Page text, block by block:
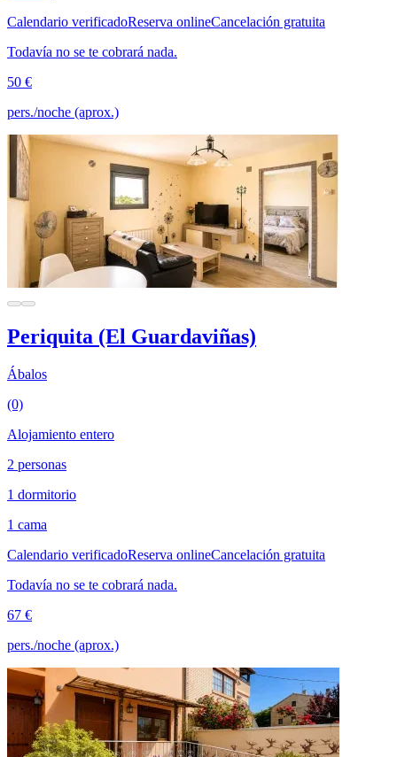
Calendario verificadoReserva onlineCancelación gratuita
Todavía no se te cobrará nada.
50 €
pers./noche (aprox.)
Periquita (El Guardaviñas)
Ábalos
(0)
Alojamiento entero
2 personas
1 dormitorio
1 cama
Calendario verificadoReserva onlineCancelación gratuita
Todavía no se te cobrará nada.
67 €
pers./noche (aprox.)